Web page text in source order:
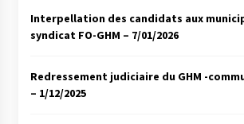
Interpellation des candidats aux
syndicat FO-GHM – 7/01/2026
Redressement judiciaire du GHM -
– 1/12/2025